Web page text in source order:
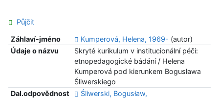
Půjčit
Záhlaví-jméno Kumperová, Helena, 1969- (autor)
Údaje o názvu
Skryté kurikulum v institucionální péči:
etnopedagogické bádání / Helena
Kumperová pod kierunkem Bogusława
Śliwerskiego
Dal.odpovědnost
Śliwerski, Bogusław,